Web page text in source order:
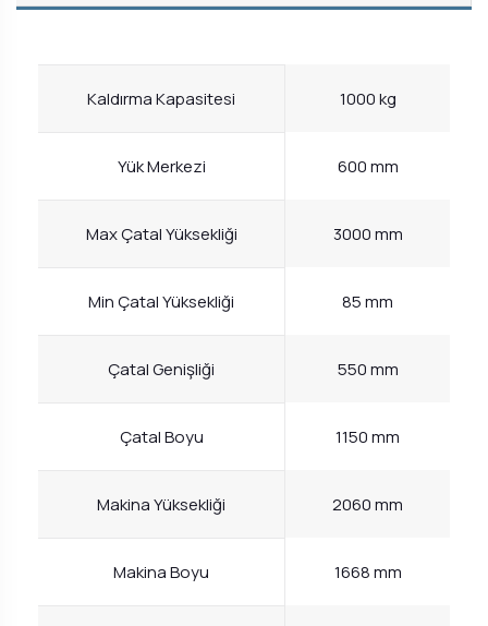
Kaldırma Kapasitesi 1000 kg
Yük Merkezi 600 mm
Max Çatal Yüksekliği 3000 mm
Min Çatal Yüksekliği 85 mm
Çatal Genişliği 550 mm
Çatal Boyu 1150 mm
Makina Yüksekliği 2060 mm
Makina Boyu 1668 mm